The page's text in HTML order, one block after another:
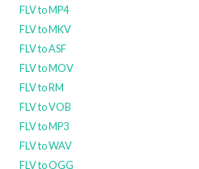
FLV to MP4
FLV to MKV
FLV to ASF
FLV to MOV
FLV to RM
FLV to VOB
FLV to MP3
FLV to WAV
FLV to OGG